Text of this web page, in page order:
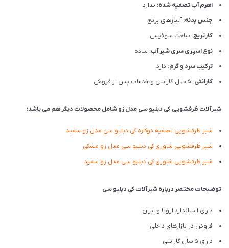
اهرم آب تصفیه شده: ندارد
جنس بدنه:آلیاژهای برنج
کارتریج: ساخت سوئیس
نوع اسپری سری شیر آب: ساده
ترکیب سرد و گرم: دارد
گارانتی: 5 سال گارانتی و خدمات پس از فروش
شیرآلات ظرفشویی کی دبلیو سی مدل زو شامل محصولات دیگر هم می باشد:
شیر ظرفشویی تصفیه دوکاره کی دبلیو سی مدل زو سفید
شیر ظرفشویی شاوری کی دبلیو سی مدل زو مشکی
شیر ظرفشویی شاوری کی دبلیو سی مدل زو سفید
توضیحات مختصر درباره شیرآلات کی دبلیو سی
دارای استاندارد اروپا و ایران
فروش در بازارهای داخلی
دارای 5 سال گارانتی